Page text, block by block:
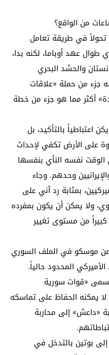
من الواقع؟
في طريقة تعامل
طوال عهد أوباما، لكنه بدا،
والحشد البحري
جزء من حملة «علاقات
أكثر مما هو جزء من خطة
اعتباطياً بالتأكيد، بل
على الأرض تكفي لإحداث
الوقت نفسه النأي بنفسها
وحدهم. وجاء
بمثابة رد آني على
ولا يمكن أن يكون بمفرده
من مستوى تغيير
موسكو في الملف السوري
المحدود حالياً.
«قوات سورية
لا يمكنه الحفاظ على تماسكه
«داعش» إلى محاربة
بوتين بالتدخل في